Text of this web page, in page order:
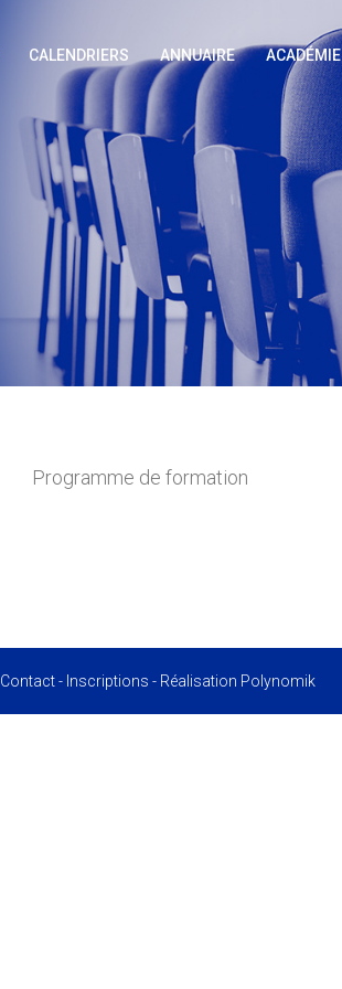
CALENDRIERS ANNUAIRE ACADÉMIE
Programme de formation
Contact- Inscriptions - Réalisation Polynomik